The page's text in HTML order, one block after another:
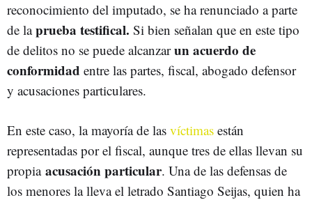
reconocimiento del imputado, se ha renunciado a parte
de laprueba testifical. Si bien señalan que en este tipo
de delitos no se puede alcanzarun acuerdo de
conformidad entre las partes, fiscal, abogado defensor
y acusaciones particulares.
En este caso, la mayoría de las víctimas están
representadas por el fiscal, aunque tres de ellas llevan su
propia acusación particular. Una de las defensas de
los menores la lleva el letrado Santiago Seijas, quien ha